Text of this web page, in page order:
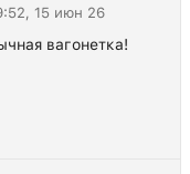
15 июн 26
вагонетка!